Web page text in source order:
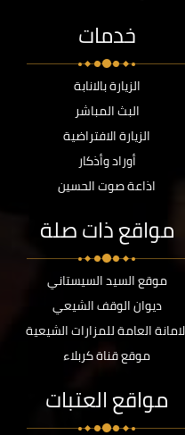
خدمات
الزيارة بالانابة
البث المباشر
الزيارة الافتراضية
أوراد وأذكار
اذاعة صوت الحسين
مواقع ذات صلة
موقع السيد السيستاني
ديوان الوقف الشيعي
العامة للمزارات الشيعية
موقع قناة كربلاء
مواقع العتبات